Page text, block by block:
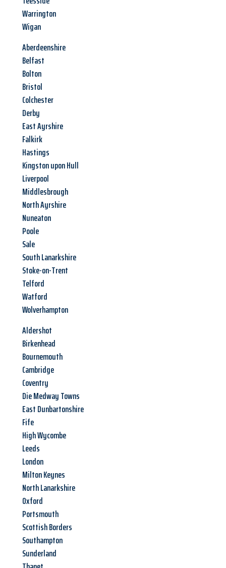
Warrington
Wigan
Aberdeenshire
Belfast
Bolton
Bristol
Colchester
Derby
East Ayrshire
Falkirk
Hastings
Kingston upon Hull
Liverpool
Middlesbrough
North Ayrshire
Nuneaton
Poole
Sale
South Lanarkshire
Stoke-on-Trent
Telford
Watford
Wolverhampton
Aldershot
Birkenhead
Bournemouth
Cambridge
Coventry
Die Medway Towns
East Dunbartonshire
Fife
High Wycombe
Leeds
London
Milton Keynes
North Lanarkshire
Oxford
Portsmouth
Scottish Borders
Southampton
Sunderland